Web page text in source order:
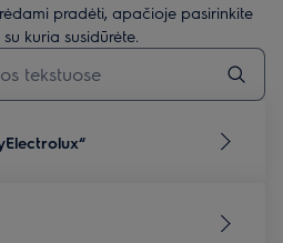
pradėti, apačioje pasirinkite
kuria susidūrėte.
straipsnių